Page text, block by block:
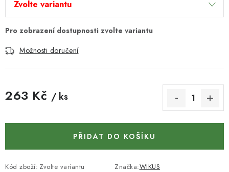
STROJE DO DÍLNY
NÁSTROJE PRO STOLAŘE
NÁSTROJE PRO ŘEZÁNÍ KOVU
POTŘEBUJI DOBRÝ STROJ
Možnosti doručení
263 Kč / ks
PŘIDAT DO KOŠÍKU
Kód zboží: Zvolte variantu Značka:WIKUS